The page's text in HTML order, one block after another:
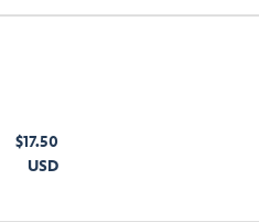
$17.50
USD